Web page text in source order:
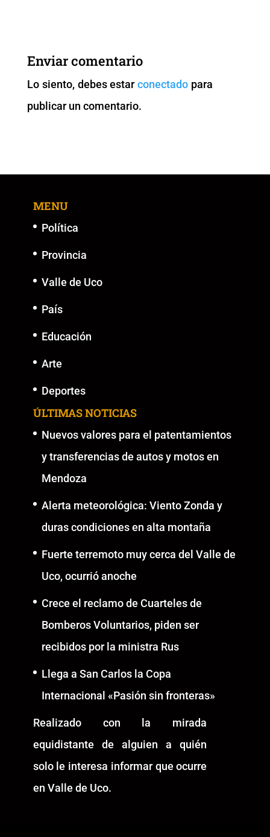
b
o
o
k
A
p
p k
er
Enviar comentario
Lo siento, debes estarconectado para
publicar un comentario.
MENU
Política
Provincia
Valle de Uco
País
Educación
Arte
Deportes
ÚLTIMAS NOTICIAS
Nuevos valores para el patentamientos
y transferencias de autos y motos en
Mendoza
Alerta meteorológica: Viento Zonda y
duras condiciones en alta montaña
Fuerte terremoto muy cerca del Valle de
Uco, ocurrió anoche
Crece el reclamo de Cuarteles de
Bomberos Voluntarios, piden ser
recibidos por la ministra Rus
Llega a San Carlos la Copa
Internacional «Pasión sin fronteras»
Realizado con la mirada
equidistante de alguien a quién
solo le interesa informar que ocurre
en Valle de Uco.